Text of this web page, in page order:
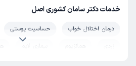
خدمات دکتر سامان کشوری اصل
درمان اختلال خواب حساسیت پوستی
همانژیوم بیماری لایم